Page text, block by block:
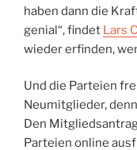
haben dann die
genial“, findet Lars
wieder erfinden,
Und die Parteien
Neumitglieder,
Den
Parteien online